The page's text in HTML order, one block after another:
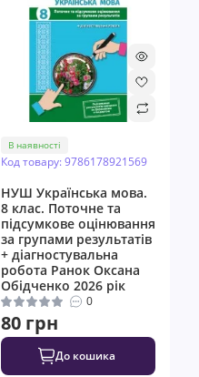
В наявності
Код товару: 9786178921569
НУШ Українська мова.
8 клас. Поточне та
підсумкове оцінювання
за групами результатів
+ діагностувальна
робота Ранок Оксана
Обідченко 2026 рік
0
80 грн
До кошика